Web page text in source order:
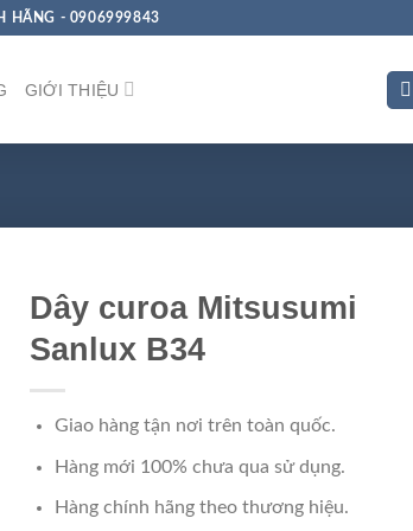
HÃNG - 0906999843
GIỚI THIỆU
Dây curoa Mitsusumi
Sanlux B34
Giao hàng tận nơi trên toàn quốc.
Hàng mới 100% chưa qua sử dụng.
Hàng chính hãng theo thương hiệu.